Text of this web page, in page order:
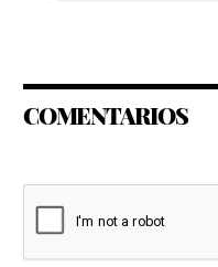
COMENTARIOS